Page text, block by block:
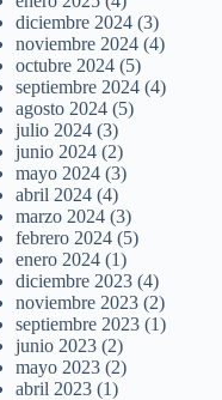
diciembre 2024 (3)
noviembre 2024 (4)
octubre 2024 (5)
septiembre 2024 (4)
agosto 2024 (5)
julio 2024 (3)
junio 2024 (2)
mayo 2024 (3)
abril 2024 (4)
marzo 2024 (3)
febrero 2024 (5)
enero 2024 (1)
diciembre 2023 (4)
noviembre 2023 (2)
septiembre 2023 (1)
junio 2023 (2)
mayo 2023 (2)
abril 2023 (1)